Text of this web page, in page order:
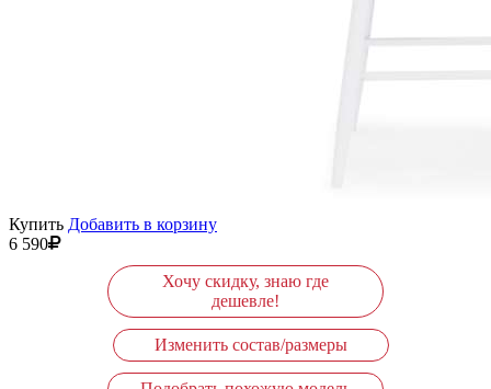
Купить Добавить в корзину
6 590
Хочу скидку, знаю где
дешевле!
Изменить состав/размеры